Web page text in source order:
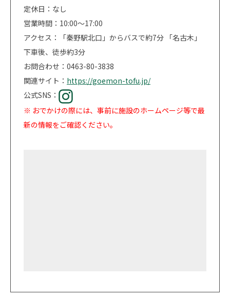
定休日：なし
営業時間：10:00～17:00
アクセス：「秦野駅北口」からバスで約7分 「名古木」
下車後、徒歩約3分
お問合わせ：0463-80-3838
関連サイト： https://goemon-tofu.jp/
公式SNS：
※ おでかけの際には、事前に施設のホームページ等で最
新の情報をご確認ください。